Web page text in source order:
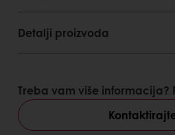
Detalji proizvoda
Treba vam više informacija?